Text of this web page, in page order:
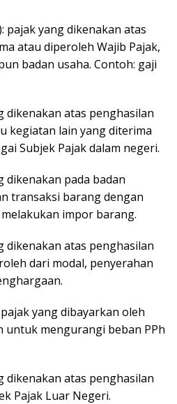
pajak yang dikenakan atas
atau diperoleh Wajib Pajak,
badan usaha. Contoh: gaji
dikenakan atas penghasilan
kegiatan lain yang diterima
Subjek Pajak dalam negeri.
dikenakan pada badan
transaksi barang dengan
impor barang.
dikenakan atas penghasilan
dari modal, penyerahan
yang dibayarkan oleh
untuk mengurangi beban PPh
dikenakan atas penghasilan
Pajak Luar Negeri.